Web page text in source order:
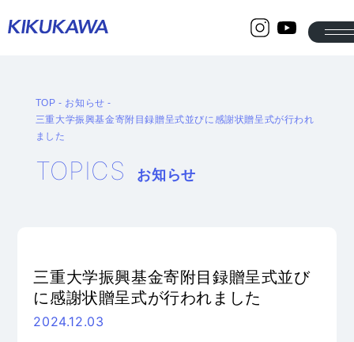
COMPANY 会社案内
ご挨拶
製材機械 合板仕上加工機・検査機
工作機械
TOP - お知らせ -
三重大学振興基金寄附目録贈呈式並びに感謝状贈呈式が行われ
ました
TOPICS お知らせ
三重大学振興基金寄附目録贈呈式並び
に感謝状贈呈式が行われました
2024.12.03